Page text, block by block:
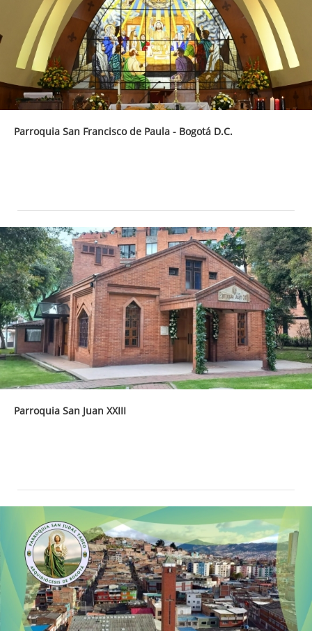
Parroquia San Francisco de Paula - Bogotá D.C.
Parroquia San Juan XXIII